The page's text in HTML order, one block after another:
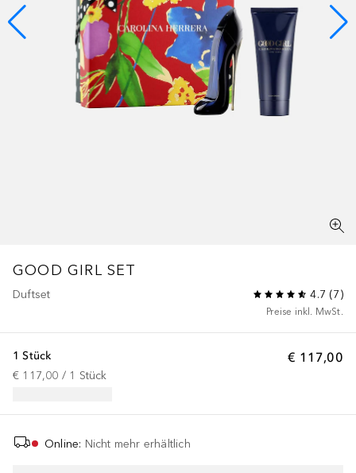
GOOD GIRL SET
Duftset 4.7 (7)
Preise inkl. MwSt.
€ 117,00
1 Stück
€ 117,00 / 1 Stück
Online: Nicht mehr erhältlich